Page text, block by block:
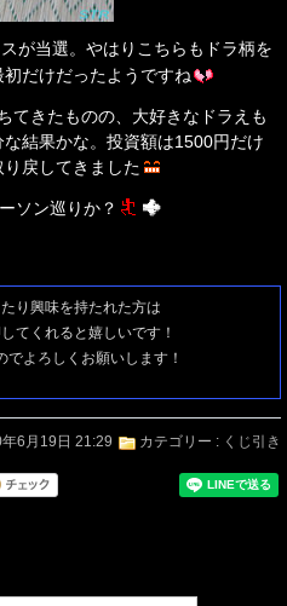
が当選。やはりこちらもドラ柄を
だけだったようですね
てきたものの、大好きなドラえも
結果かな。投資額は1500円だけ
戻してきました
ソン巡りか？
り興味を持たれた方は
てくれると嬉しいです！
よろしくお願いします！
6月19日 21:29 カテゴリー : くじ引き